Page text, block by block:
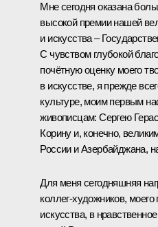
Мне сегодня оказана
высокой премии нашей
и искусства –
С чувством глубокой
почётную оценку моего
в искусстве, я прежде
культуре, моим первым
живописцам: Сергею
Корину и, конечно,
России и Азербайджана,
Для меня сегодняшняя
коллег-художников,
искусства, в